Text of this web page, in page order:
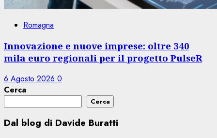
Romagna
Innovazione e nuove imprese: oltre 340
mila euro regionali per il progetto PulseR
6 Agosto 2026 0
Cerca
Cerca
Dal blog di Davide Buratti